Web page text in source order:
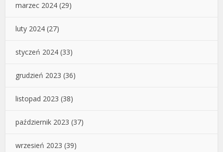
marzec 2024 (29)
luty 2024 (27)
styczeń 2024 (33)
grudzień 2023 (36)
listopad 2023 (38)
październik 2023 (37)
wrzesień 2023 (39)